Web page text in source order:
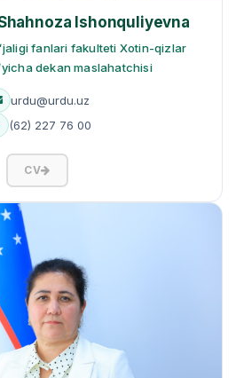
Ishonquliyevna
fanlari fakulteti Xotin-qizlar
dekan maslahatchisi
urdu@urdu.uz
(62) 227 76 00
CV